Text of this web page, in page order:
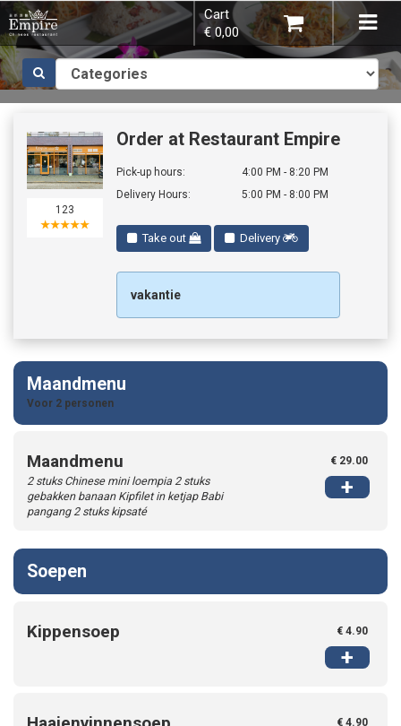
×
Cart
€ 0,00
Choose order method
You do not have any products in your
shopping basket yet.
Subtotal: € 0,00
123
★★★★★
Order at Restaurant Empire
Pick-up hours:
4:00 PM - 8:20 PM
Delivery Hours:
5:00 PM - 8:00 PM
Take out Delivery
vakantie
Maandmenu
Voor 2 personen
Maandmenu
2 stuks Chinese mini loempia 2 stuks
gebakken banaan Kipfilet in ketjap Babi
pangang 2 stuks kipsaté
€ 29.00
+
Soepen
Kippensoep € 4.90
+
€ 4.90